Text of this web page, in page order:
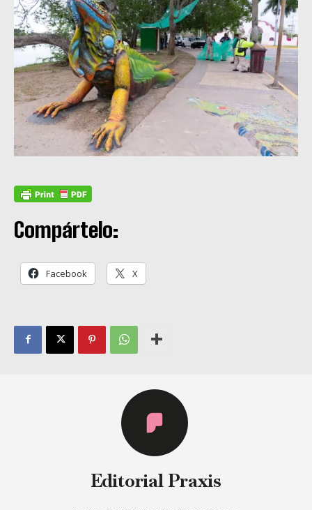
Compártelo:
Facebook X
Editorial Praxis